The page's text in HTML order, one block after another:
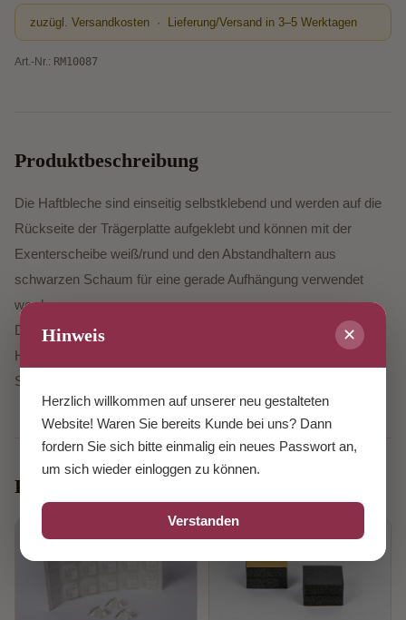
Hinweis ✕
Herzlich willkommen auf unserer neu gestalteten
Website! Waren Sie bereits Kunde bei uns? Dann
fordern Sie sich bitte einmalig ein neues Passwort an,
um sich wieder einloggen zu können.
Verstanden
zuzügl. Versandkosten · Lieferung/Versand in 3–5 Werktagen
Art.-Nr.: RM10087
Produktbeschreibung
Die Haftbleche sind einseitig selbstklebend und werden auf die
Rückseite der Trägerplatte aufgeklebt und können mit der
Exenterscheibe weiß/rund und den Abstandhaltern aus
schwarzen Schaum für eine gerade Aufhängung verwendet
werden.
Die Tragkraft der Haftbleche in 100 x 100 mm beträgt 6 kg pro
Haftblech.
Spiegelklebeband ist hier.
Passendes Zubehör